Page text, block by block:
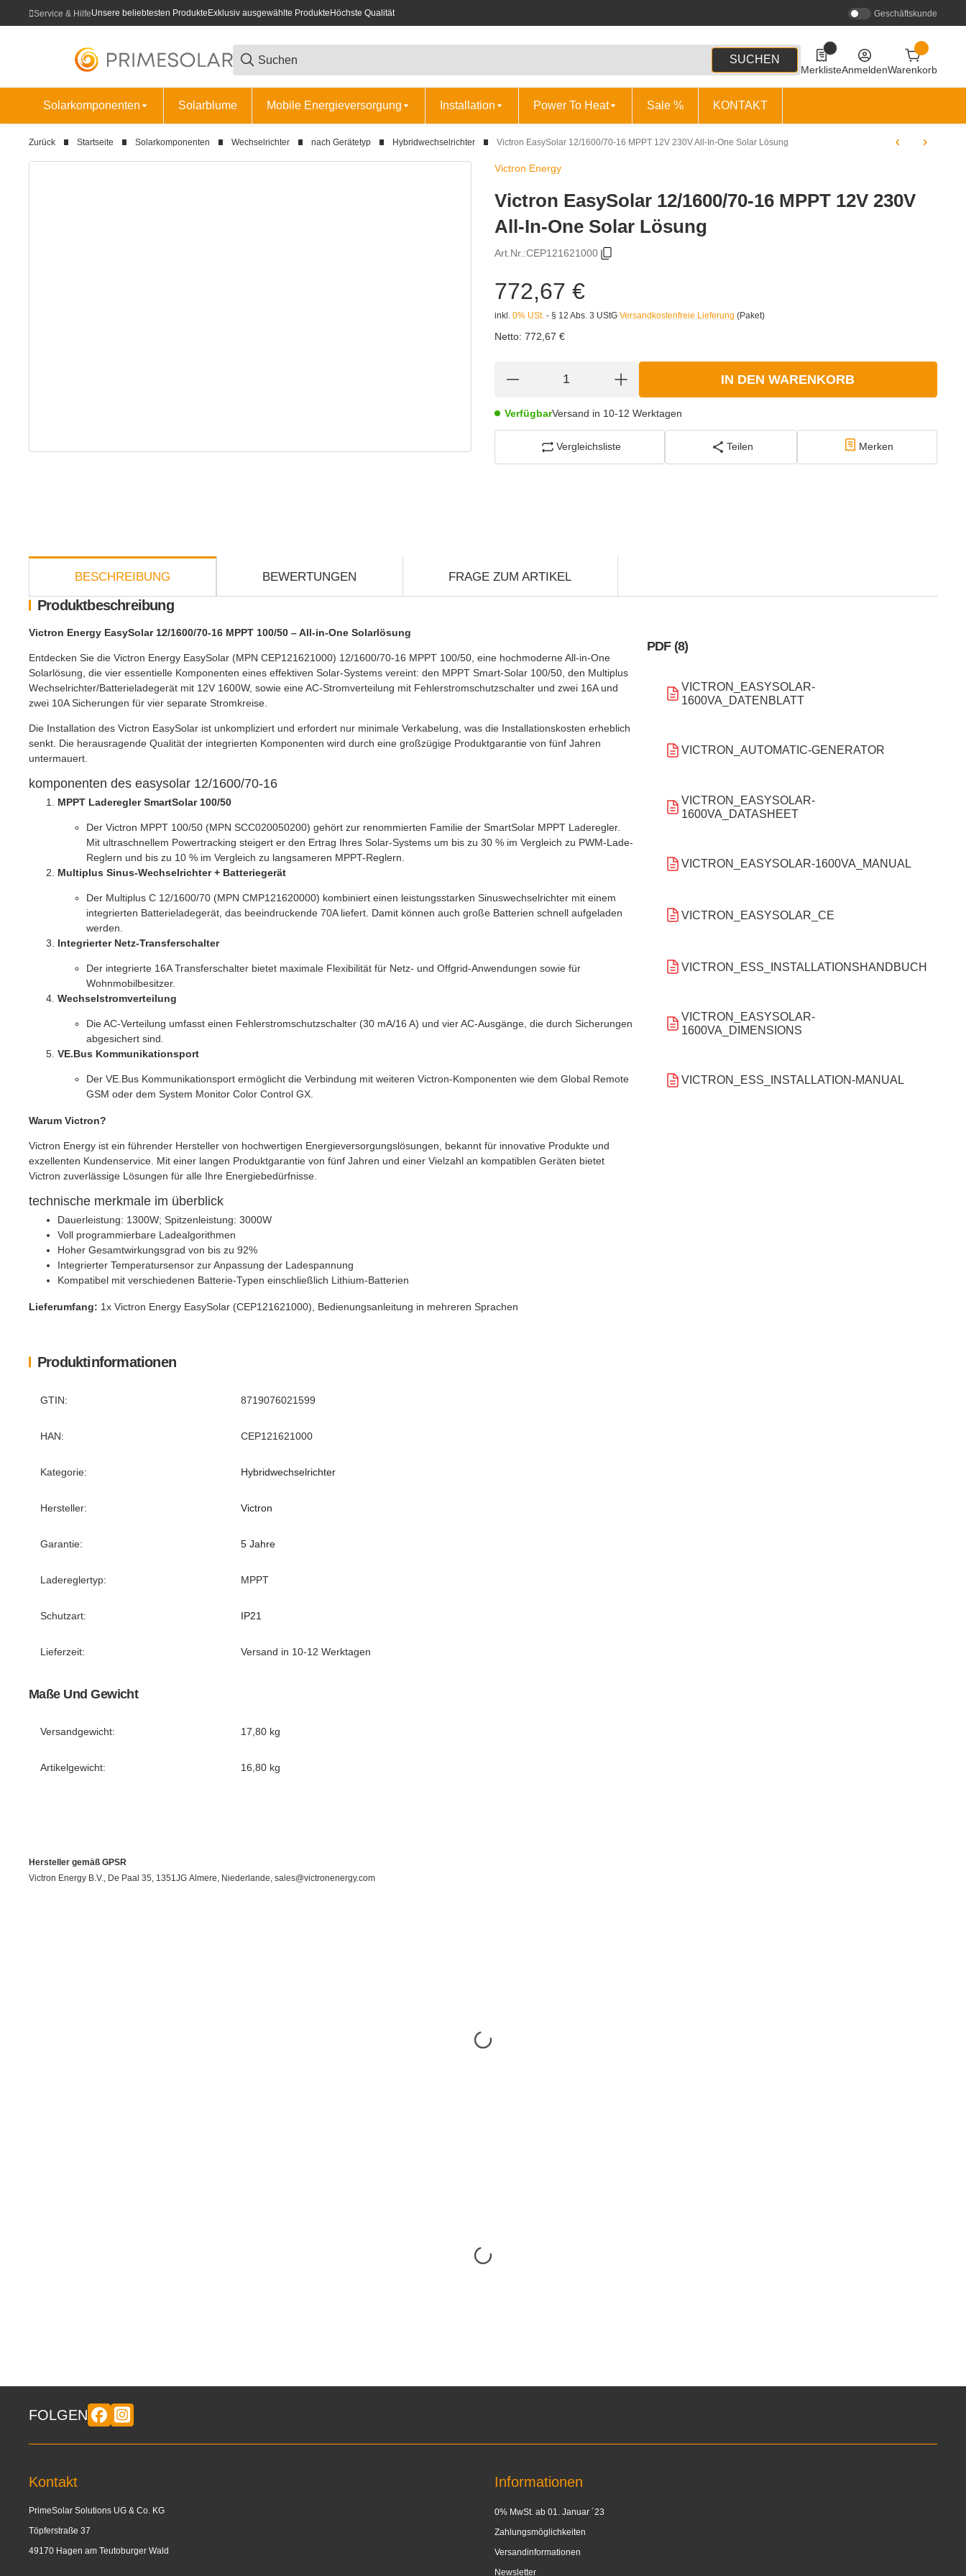
Service & HilfeUnsere beliebtesten Produkte Exklusiv ausgewählte Produkte Höchste Qualität Geschäftskunde
SUCHEN
0 Produkte in der Liste
MerklisteAnmeldenWarenkorb
Solarkomponenten Solarblume Mobile Energieversorgung Installation Power To Heat Sale % KONTAKT
Zurück Startseite Solarkomponenten Wechselrichter nach Gerätetyp Hybridwechselrichter Victron EasySolar 12/1600/70-16 MPPT 12V 230V All-In-One Solar Lösung
Victron Energy
Victron EasySolar 12/1600/70-16 MPPT 12V 230V
All-In-One Solar Lösung
Art.Nr.:CEP121621000
772,67 €
inkl. 0% USt. - § 12 Abs. 3 UStG Versandkostenfreie Lieferung (Paket)
Netto: 772,67 €
IN DEN WARENKORB
VerfügbarVersand in 10-12 Werktagen
Vergleichsliste Teilen Merken
BESCHREIBUNG BEWERTUNGEN FRAGE ZUM ARTIKEL
Produktinformationen
Produkteigenschaft
Wert
GTIN: 8719076021599
HAN: CEP121621000
Kategorie: Hybridwechselrichter
Hersteller: Victron
Garantie: 5 Jahre
Ladereglertyp: MPPT
Schutzart: IP21
Lieferzeit: Versand in 10-12 Werktagen
Maße Und Gewicht
Versandgewicht: 17,80 kg
Artikelgewicht: 16,80 kg
Produktbeschreibung
Victron Energy EasySolar 12/1600/70-16 MPPT 100/50 – All-in-One Solarlösung
Entdecken Sie die Victron Energy EasySolar (MPN CEP121621000) 12/1600/70-16 MPPT 100/50, eine hochmoderne All-in-One
Solarlösung, die vier essentielle Komponenten eines effektiven Solar-Systems vereint: den MPPT Smart-Solar 100/50, den Multiplus
Wechselrichter/Batterieladegerät mit 12V 1600W, sowie eine AC-Stromverteilung mit Fehlerstromschutzschalter und zwei 16A und
zwei 10A Sicherungen für vier separate Stromkreise.
Die Installation des Victron EasySolar ist unkompliziert und erfordert nur minimale Verkabelung, was die Installationskosten erheblich
senkt. Die herausragende Qualität der integrierten Komponenten wird durch eine großzügige Produktgarantie von fünf Jahren
untermauert.
komponenten des easysolar 12/1600/70-16
MPPT Laderegler SmartSolar 100/50
Der Victron MPPT 100/50 (MPN SCC020050200) gehört zur renommierten Familie der SmartSolar MPPT Laderegler.
Mit ultraschnellem Powertracking steigert er den Ertrag Ihres Solar-Systems um bis zu 30 % im Vergleich zu PWM-Lade-
Reglern und bis zu 10 % im Vergleich zu langsameren MPPT-Reglern.
Multiplus Sinus-Wechselrichter + Batteriegerät
Der Multiplus C 12/1600/70 (MPN CMP121620000) kombiniert einen leistungsstarken Sinuswechselrichter mit einem
integrierten Batterieladegerät, das beeindruckende 70A liefert. Damit können auch große Batterien schnell aufgeladen
werden.
Integrierter Netz-Transferschalter
Der integrierte 16A Transferschalter bietet maximale Flexibilität für Netz- und Offgrid-Anwendungen sowie für
Wohnmobilbesitzer.
Wechselstromverteilung
Die AC-Verteilung umfasst einen Fehlerstromschutzschalter (30 mA/16 A) und vier AC-Ausgänge, die durch Sicherungen
abgesichert sind.
VE.Bus Kommunikationsport
Der VE.Bus Kommunikationsport ermöglicht die Verbindung mit weiteren Victron-Komponenten wie dem Global Remote
GSM oder dem System Monitor Color Control GX.
Warum Victron?
Victron Energy ist ein führender Hersteller von hochwertigen Energieversorgungslösungen, bekannt für innovative Produkte und
exzellenten Kundenservice. Mit einer langen Produktgarantie von fünf Jahren und einer Vielzahl an kompatiblen Geräten bietet
Victron zuverlässige Lösungen für alle Ihre Energiebedürfnisse.
technische merkmale im überblick
Dauerleistung: 1300W; Spitzenleistung: 3000W
Voll programmierbare Ladealgorithmen
Hoher Gesamtwirkungsgrad von bis zu 92%
Integrierter Temperatursensor zur Anpassung der Ladespannung
Kompatibel mit verschiedenen Batterie-Typen einschließlich Lithium-Batterien
Lieferumfang: 1x Victron Energy EasySolar (CEP121621000), Bedienungsanleitung in mehreren Sprachen
PDF (8)
VICTRON_EASYSOLAR-
1600VA_DATENBLATT
VICTRON_AUTOMATIC-GENERATOR
VICTRON_EASYSOLAR-
1600VA_DATASHEET
VICTRON_EASYSOLAR-1600VA_MANUAL
VICTRON_EASYSOLAR_CE
VICTRON_ESS_INSTALLATIONSHANDBUCH
VICTRON_EASYSOLAR-
1600VA_DIMENSIONS
VICTRON_ESS_INSTALLATION-MANUAL
Hersteller gemäß GPSR
Victron Energy B.V., De Paal 35, 1351JG Almere, Niederlande, sales@victronenergy.com
FOLGEN
Kontakt
PrimeSolar Solutions UG & Co. KG
Töpferstraße 37
49170 Hagen am Teutoburger Wald
Informationen
0% MwSt. ab 01. Januar ´23
Zahlungsmöglichkeiten
Versandinformationen
Newsletter